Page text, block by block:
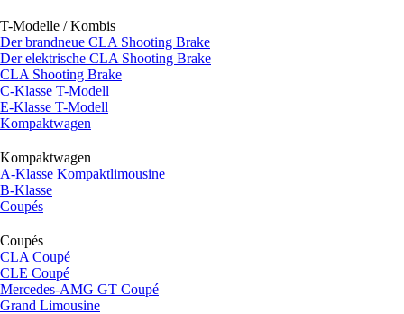
T-Modelle / Kombis
Der brandneue CLA Shooting Brake
Der elektrische CLA Shooting Brake
CLA Shooting Brake
C-Klasse T-Modell
E-Klasse T-Modell
Kompaktwagen
Kompaktwagen
A-Klasse Kompaktlimousine
B-Klasse
Coupés
Coupés
CLA Coupé
CLE Coupé
Mercedes-AMG GT Coupé
Grand Limousine